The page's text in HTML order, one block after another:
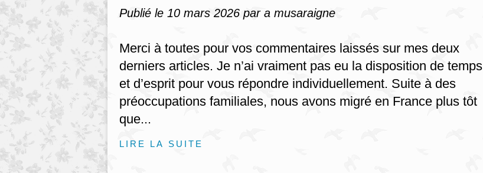
Publié le 10 mars 2026 par a musaraigne
Merci à toutes pour vos commentaires laissés sur mes deux
derniers articles. Je n’ai vraiment pas eu la disposition de temps
et d’esprit pour vous répondre individuellement. Suite à des
préoccupations familiales, nous avons migré en France plus tôt
que...
LIRE LA SUITE